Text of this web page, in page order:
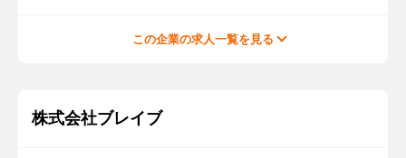
この企業の求人一覧を見る
株式会社ブレイブ